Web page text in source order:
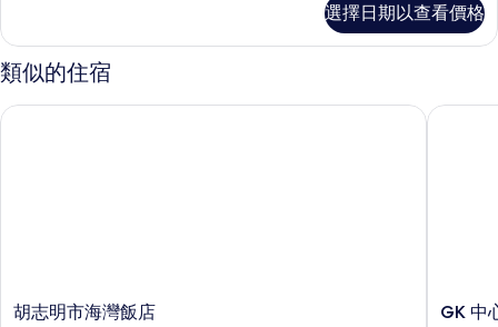
相
片
雙
床
房
詳
選擇日期以查看價格
類似的住宿
胡
胡志明市海灣飯店
胡志明市海灣飯店
GK
GK 中
GK 中心